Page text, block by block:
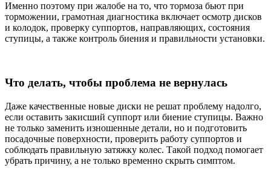
Именно поэтому при жалобе на то, что тормоза бьют при
торможении, грамотная диагностика включает осмотр дисков
и колодок, проверку суппортов, направляющих, состояния
ступицы, а также контроль биения и правильности установки.
Что делать, чтобы проблема не вернулась
Даже качественные новые диски не решат проблему надолго,
если оставить закисший суппорт или биение ступицы. Важно
не только заменить изношенные детали, но и подготовить
посадочные поверхности, проверить работу суппортов и
соблюдать правильную затяжку колес. Такой подход помогает
убрать причину, а не только временно скрыть симптом.